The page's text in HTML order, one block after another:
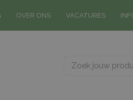
OVER ONS VACATURES